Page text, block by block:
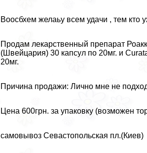
Воосбхем желаьу всем удачи , тем кто
Продам лекарственный препарат
(Швейцария) 30 капсул по 20мг. и
20мг.
Причина продажи: Лично мне не
Цена 600грн. за упаковку (возможен
самовывоз Севастопольская пл.(Киев)